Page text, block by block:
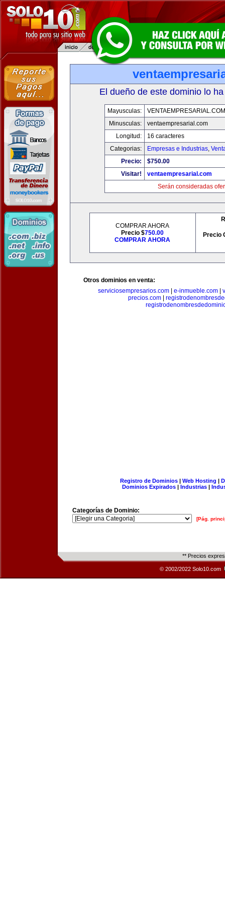
El dueño de este dominio lo
Mayusculas:
VENTAEMPRESARIAL.COM
Minusculas:
ventaempresarial.com
Longitud:
16 caracteres
Categorias:
Empresas e Industrias,
Precio:
$750.00
Visitar!
ventaempresarial.com
Serán consideradas
COMPRAR AHORA
Precio $750.00
COMPRAR AHORA
Precio
Otros dominios en venta:
serviciosempresarios.com| e-inmueble.com|
precios.com
Registro de Dominios| Web Hosting |
Dominios Expirados | Industrias |
Categorías de Dominio:
[Pág.
** Precios
© 2002/2022 Solo10.com